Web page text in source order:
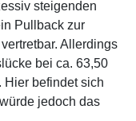
steigenden
Pullback zur
Allerdings
bei ca. 63,50
Hier befindet sich
jedoch das